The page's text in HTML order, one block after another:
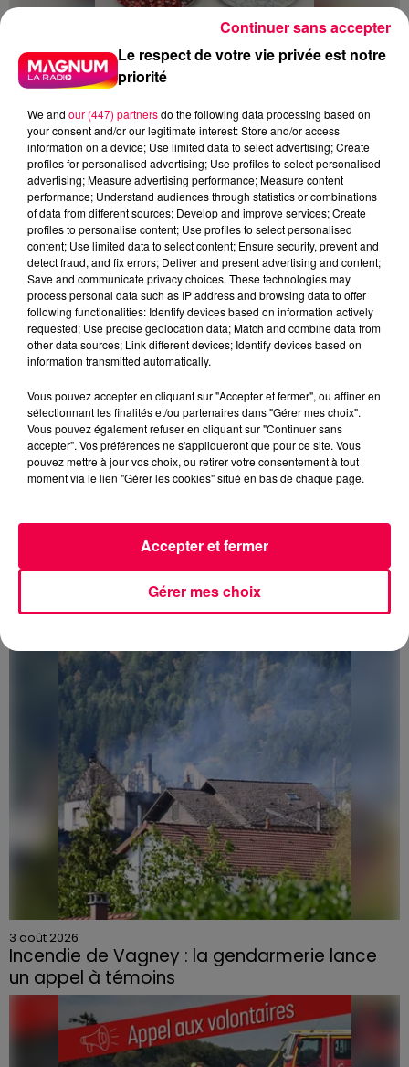
5 août 2026
Des assiettes Linvosges rappelées pour
excès de plomb
Du plomb a été détecté dans deux assiettes en
céramique vendues entre 2020 et 2022 par Linvosges.
3 août 2026
PRÉVIFEUX : "il faut avoir une culture du risque"
dans les Vosges
3 août 2026
Incendie de Vagney : la gendarmerie lance
un appel à témoins
Le feu, parti d'une haie avant de se propager au
quartier résidentiel, avait détruit deux habitations et
contraint à l'évacuation d'une centaine de personnes.
Le respect de votre vie privée est notre
priorité
We and our (447) partnersdo the following data processing based on
your consent and/or our legitimate interest: Store and/or access
information on a device; Use limited data to select advertising; Create
profiles for personalised advertising; Use profiles to select personalised
advertising; Measure advertising performance; Measure content
performance; Understand audiences through statistics or combinations
of data from different sources; Develop and improve services; Create
profiles to personalise content; Use profiles to select personalised
content; Use limited data to select content; Ensure security, prevent and
detect fraud, and fix errors; Deliver and present advertising and content;
Save and communicate privacy choices. These technologies may
process personal data such as IP address and browsing data to offer
following functionalities: Identify devices based on information actively
requested; Use precise geolocation data; Match and combine data from
other data sources; Link different devices; Identify devices based on
information transmitted automatically.
Vous pouvez accepter en cliquant sur "Accepter et fermer", ou affiner en
sélectionnant les finalités et/ou partenaires dans "Gérer mes choix".
Vous pouvez également refuser en cliquant sur "Continuer sans
accepter". Vos préférences ne s'appliqueront que pour ce site. Vous
pouvez mettre à jour vos choix, ou retirer votre consentement à tout
moment via le lien "Gérer les cookies" situé en bas de chaque page.
Gérer mes choix
Accepter et fermer
Continuer sans accepter